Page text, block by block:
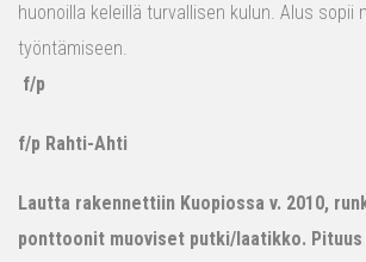
huonoilla keleillä turvallisen kulun. Alus sopii
työntämiseen.
f/p
f/p Rahti-Ahti
Lautta rakennettiin Kuopiossa v. 2010,
ponttoonit muoviset putki/laatikko. Pituus